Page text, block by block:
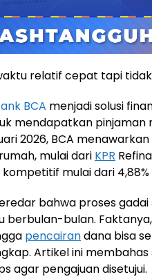
relatif cepat tapi
BCA menjadi solusi
mendapatkan pinjaman
2026, BCA
mulai dari KPR
mulai dari 4,88%
bahwa proses
berbulan-bulan.
pencairandana bisa
Artikel ini
agar pengajuan disetujui.